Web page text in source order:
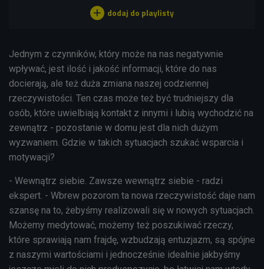
Jednym z czynników, który może na nas negatywnie
wpływać, jest ilość i jakość informacji, które do nas
docierają, ale też duża zmiana naszej codziennej
rzeczywistości. Ten czas może też być trudniejszy dla
osób, które uwielbiają kontakt z innymi i lubią wychodzić na
zewnątrz - pozostanie w domu jest dla nich dużym
wyzwaniem. Gdzie w takich sytuacjach szukać wsparcia i
motywacji?
- Wewnątrz siebie. Zawsze wewnątrz siebie - radzi
ekspert. - Wbrew pozorom ta nowa rzeczywistość daje nam
szansę na to, żebyśmy realizowali się w nowych sytuacjach.
Możemy medytować, możemy też poszukiwać rzeczy,
które sprawiają nam frajdę, wzbudzają entuzjazm, są spójne
z naszymi wartościami i jednocześnie idealnie jakbyśmy